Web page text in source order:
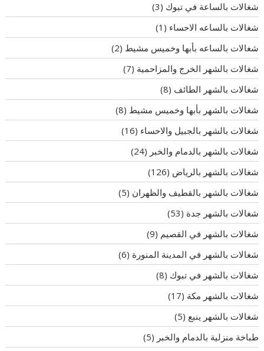
شغالات بالساعة في تبوك (3)
شغالات بالساعه الاحساء (1)
شغالات بالساعه بأبها وخميس مشيط (2)
شغالات بالشهر الخرج والمزاحمية (7)
شغالات بالشهر الطائف (8)
شغالات بالشهر بأبها وخميس مشيط (8)
شغالات بالشهر بالجبيل والاحساء (16)
شغالات بالشهر بالدمام والخبر (24)
شغالات بالشهر بالرياض (126)
شغالات بالشهر بالقطيف والظهران (5)
شغالات بالشهر جدة (53)
شغالات بالشهر في القصيم (9)
شغالات بالشهر في المدينة المنورة (6)
شغالات بالشهر في تبوك (8)
شغالات بالشهر مكة (17)
شغالات بالشهر ينبع (5)
طباخة منزلية بالدمام والخبر (5)